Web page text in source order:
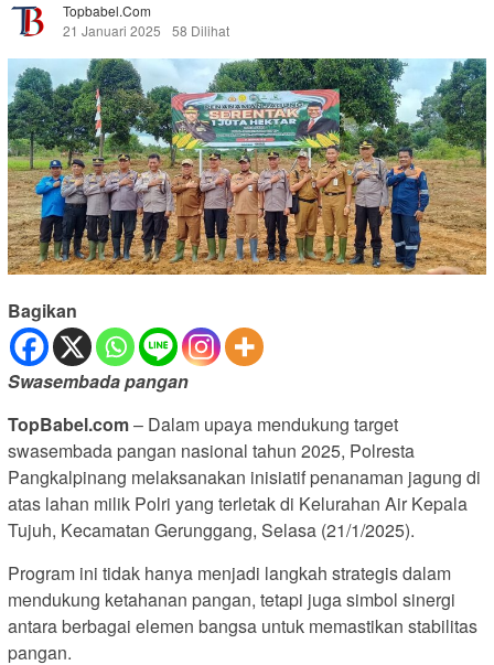
Topbabel.com
21 Januari 2025
58 Dilihat
Bagikan
Swasembada pangan
TopBabel.com– Dalam upaya mendukung target
swasembada pangan nasional tahun 2025, Polresta
Pangkalpinang melaksanakan inisiatif penanaman jagung di
atas lahan milik Polri yang terletak di Kelurahan Air Kepala
Tujuh, Kecamatan Gerunggang, Selasa (21/1/2025).
Program ini tidak hanya menjadi langkah strategis dalam
mendukung ketahanan pangan, tetapi juga simbol sinergi
antara berbagai elemen bangsa untuk memastikan stabilitas
pangan.